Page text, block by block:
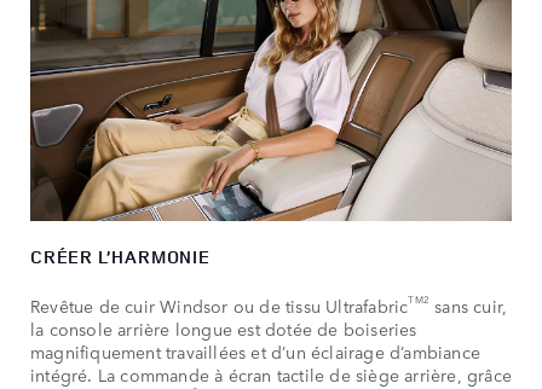
CRÉER L’HARMONIE
Revêtue de cuir Windsor ou de tissu UltrafabricTM2 sans cuir,
la console arrière longue est dotée de boiseries
magnifiquement travaillées et d’un éclairage d’ambiance
intégré. La commande à écran tactile de siège arrière, grâce